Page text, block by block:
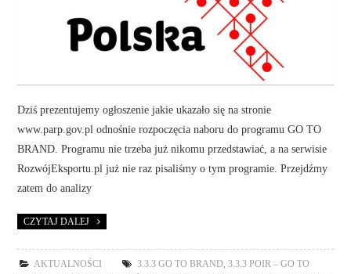
Dziś prezentujemy ogłoszenie jakie ukazało się na stronie
www.parp.gov.pl odnośnie rozpoczęcia naboru do programu GO TO
BRAND. Programu nie trzeba już nikomu przedstawiać, a na serwisie
RozwójEksportu.pl już nie raz pisaliśmy o tym programie. Przejdźmy
zatem do analizy
CZYTAJ DALEJ
AKTUALNOŚCI 3.3.3 GO TO BRAND ,3.3.3 POIR – GO TO